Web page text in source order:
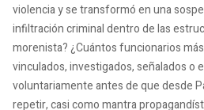
violencia y se transformó en una
infiltración criminal dentro de las
morenista? ¿Cuántos funcionarios
vinculados, investigados, señalados o
voluntariamente antes de que desde
repetir, casi como mantra